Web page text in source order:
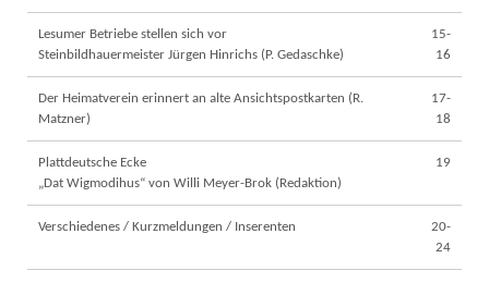
Lesumer Betriebe stellen sich vor
Steinbildhauermeister Jürgen Hinrichs (P. Gedaschke)
15-
16
Der Heimatverein erinnert an alte Ansichtspostkarten (R.
Matzner)
17-
18
Plattdeutsche Ecke
„Dat Wigmodihus“ von Willi Meyer-Brok (Redaktion)
19
Verschiedenes / Kurzmeldungen / Inserenten
20-
24